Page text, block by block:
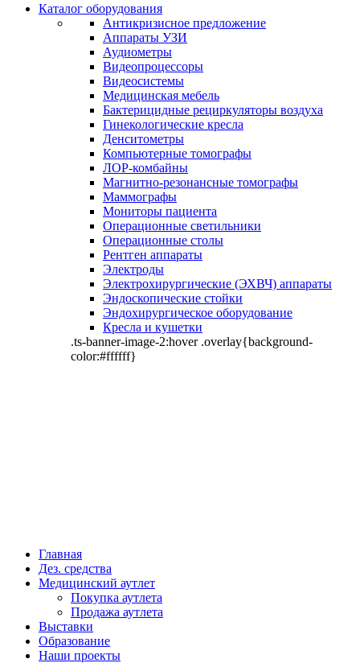
Каталог оборудования
Антикризисное предложение
Аппараты УЗИ
Аудиометры
Видеопроцессоры
Видеосистемы
Медицинская мебель
Бактерицидные рециркуляторы воздуха
Гинекологические кресла
Денситометры
Компьютерные томографы
ЛОР-комбайны
Магнитно-резонансные томографы
Маммографы
Мониторы пациента
Операционные светильники
Операционные столы
Рентген аппараты
Электроды
Электрохирургические (ЭХВЧ) аппараты
Эндоскопические стойки
Эндохирургическое оборудование
Кресла и кушетки
.ts-banner-image-2:hover .overlay{background-
color:#ffffff}
Главная
Дез. средства
Медицинский аутлет
Покупка аутлета
Продажа аутлета
Выставки
Образование
Наши проекты